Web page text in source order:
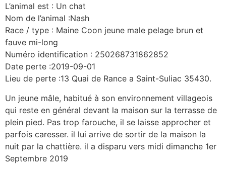
L’animal est : Un chat
Nom de l’animal :Nash
Race / type : Maine Coon jeune male pelage brun et
fauve mi-long
Numéro identification : 250268731862852
Date perte :2019-09-01
Lieu de perte :13 Quai de Rance a Saint-Suliac 35430.
Un jeune mâle, habitué à son environnement villageois
qui reste en général devant la maison sur la terrasse de
plein pied. Pas trop farouche, il se laisse approcher et
parfois caresser. il lui arrive de sortir de la maison la
nuit par la chattière. il a disparu vers midi dimanche 1er
Septembre 2019